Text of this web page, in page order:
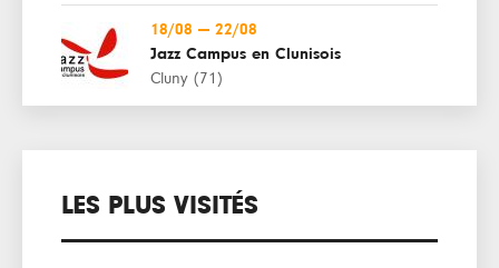
18/08 — 22/08
Jazz Campus en Clunisois
Cluny (71)
LES PLUS VISITÉS